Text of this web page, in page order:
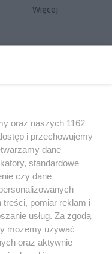
Więcej
Reklama
Redakcja
koncert z okazji
20. urodzin portalu
wSzczecinie.pl
konkursów
śniadaniówka "Hej
Jest piątek!"
oraz naszych 1162
i przechowujemy
dane
standardowe
czy dane
pomiar reklam i
usług. Za zgodą
możemy używać
oraz aktywnie